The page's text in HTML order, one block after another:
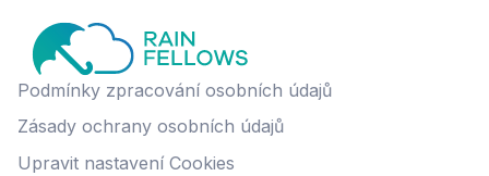
Podmínky zpracování osobních údajů
Zásady ochrany osobních údajů
Upravit nastavení Cookies